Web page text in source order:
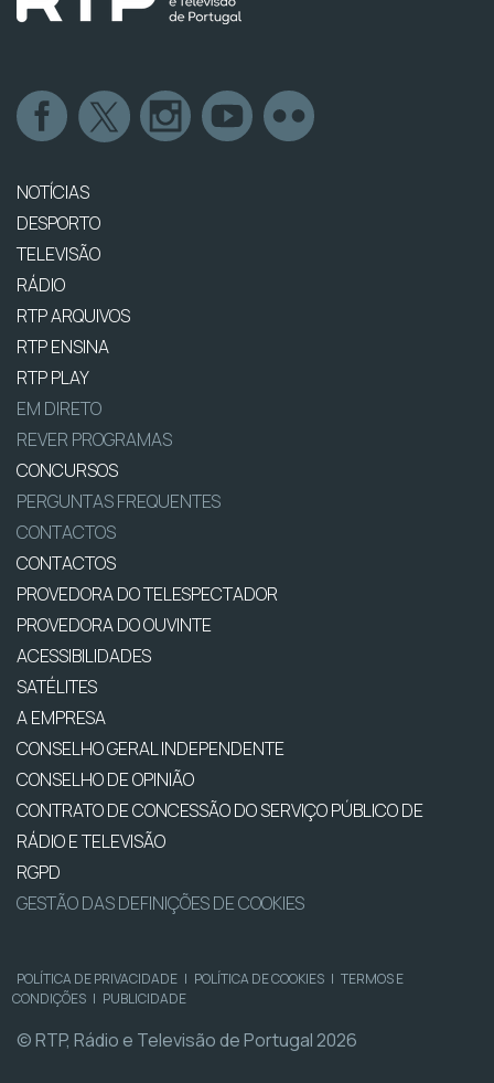
NOTÍCIAS
DESPORTO
TELEVISÃO
RÁDIO
RTP ARQUIVOS
RTP ENSINA
RTP PLAY
EM DIRETO
REVER PROGRAMAS
CONCURSOS
PERGUNTAS FREQUENTES
CONTACTOS
CONTACTOS
PROVEDORA DO TELESPECTADOR
PROVEDORA DO OUVINTE
ACESSIBILIDADES
SATÉLITES
A EMPRESA
CONSELHO GERAL INDEPENDENTE
CONSELHO DE OPINIÃO
CONTRATO DE CONCESSÃO DO SERVIÇO PÚBLICO DE
RÁDIO E TELEVISÃO
RGPD
GESTÃO DAS DEFINIÇÕES DE COOKIES
POLÍTICA DE PRIVACIDADE | POLÍTICA DE COOKIES | TERMOS E
CONDIÇÕES | PUBLICIDADE
© RTP, Rádio e Televisão de Portugal 2026